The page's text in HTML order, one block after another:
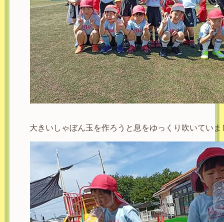
大きいしゃぼん玉を作ろうと息をゆっくり吹いてい